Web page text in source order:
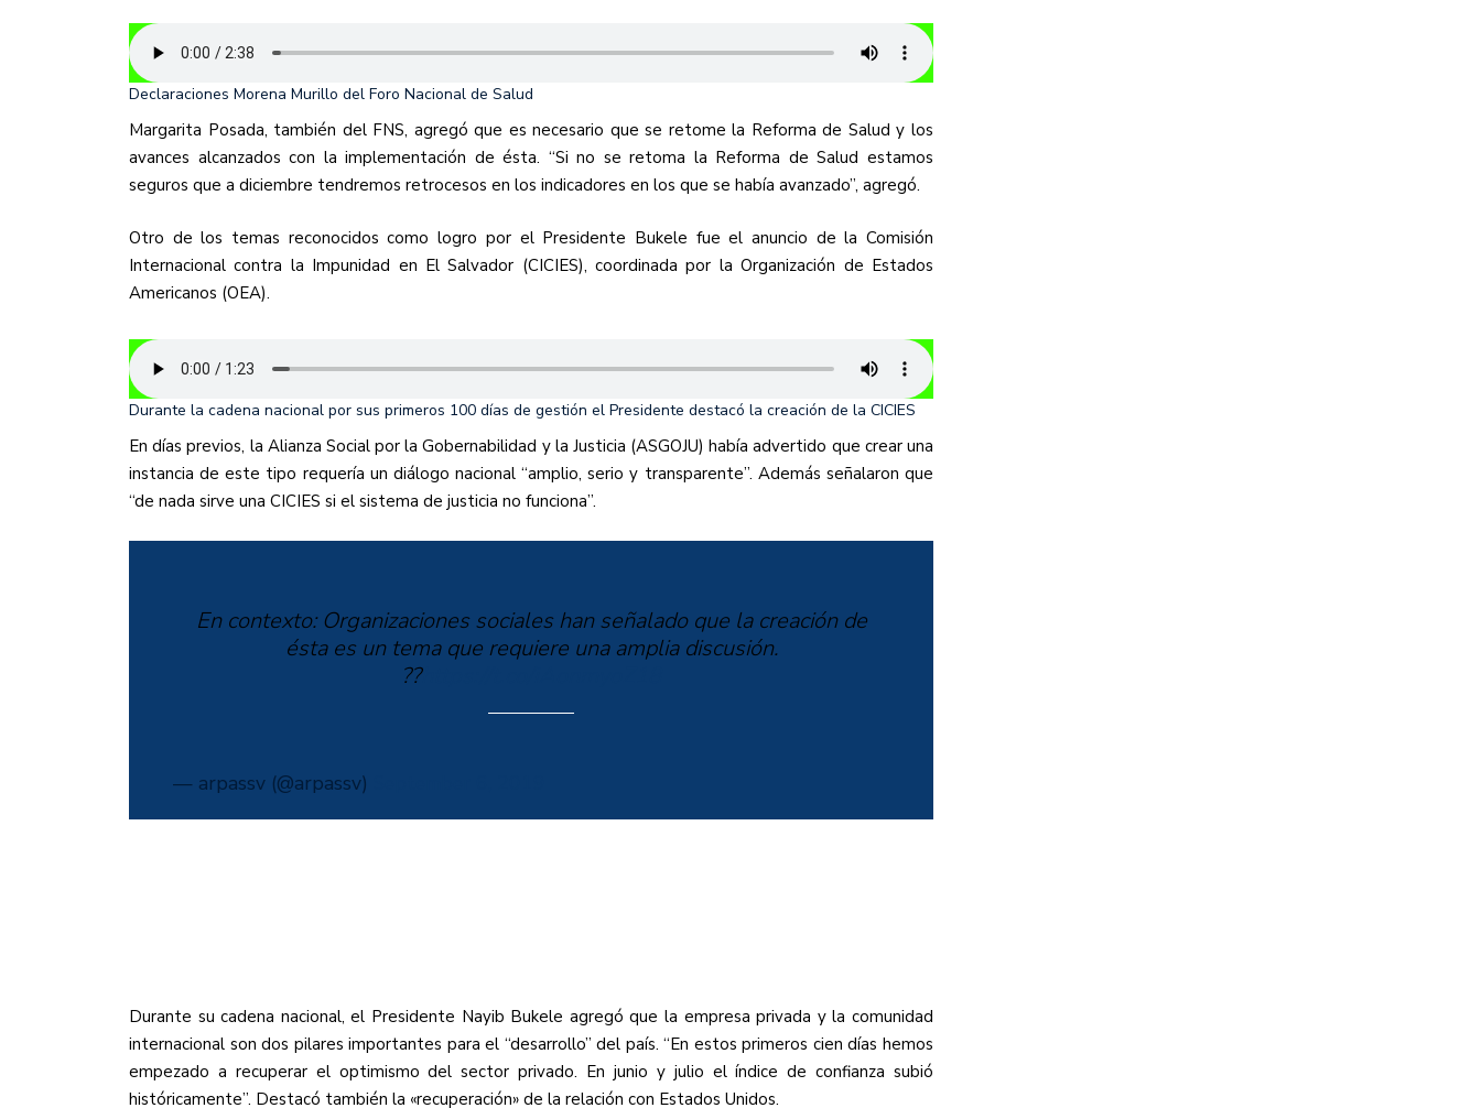
Declaraciones Morena Murillo del Foro Nacional de Salud
Margarita Posada, también del FNS, agregó que es necesario que se retome la Reforma de Salud y los
avances alcanzados con la implementación de ésta. “Si no se retoma la Reforma de Salud estamos
seguros que a diciembre tendremos retrocesos en los indicadores en los que se había avanzado”, agregó.
Otro de los temas reconocidos como logro por el Presidente Bukele fue el anuncio de la Comisión
Internacional contra la Impunidad en El Salvador (CICIES), coordinada por la Organización de Estados
Americanos (OEA).
Durante la cadena nacional por sus primeros 100 días de gestión el Presidente destacó la creación de la CICIES
En días previos, la Alianza Social por la Gobernabilidad y la Justicia (ASGOJU) había advertido que crear una
instancia de este tipo requería un diálogo nacional “amplio, serio y transparente”. Además señalaron que
“de nada sirve una CICIES si el sistema de justicia no funciona”.
En contexto: Organizaciones sociales han señalado que la creación de
ésta es un tema que requiere una amplia discusión.
??https://t.co/iAonmyoZ18
— arpassv (@arpassv)
Durante su cadena nacional, el Presidente Nayib Bukele agregó que la empresa privada y la comunidad
internacional son dos pilares importantes para el “desarrollo” del país. “En estos primeros cien días hemos
empezado a recuperar el optimismo del sector privado. En junio y julio el índice de confianza subió
históricamente”. Destacó también la «recuperación» de la relación con Estados Unidos.